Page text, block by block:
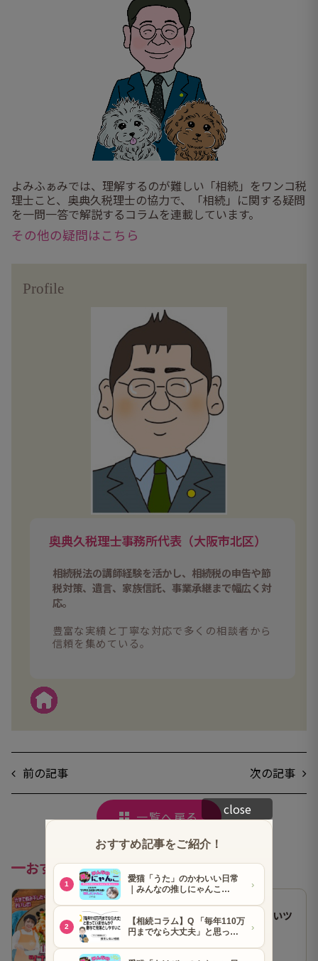
よみふぁみでは、理解するのが難しい「相続」をワンコ税
理士こと、奥典久税理士の協力で、「相続」に関する疑問
を一問一答で解説するコラムを連載しています。
その他の疑問はこちら
Profile
奥典久税理士事務所代表（大阪市北区）
相続税法の講師経験を活かし、相続税の申告や節
税対策、遺言、家族信託、事業承継まで幅広く対
応。
豊富な実績と丁寧な対応で多くの相談者から
信頼を集めている。
前の記事 次の記事
一覧へ戻る
おすすめ記事
山本ゆりさんのレシピ「止まらないツ
ナトマトサラダ」
close